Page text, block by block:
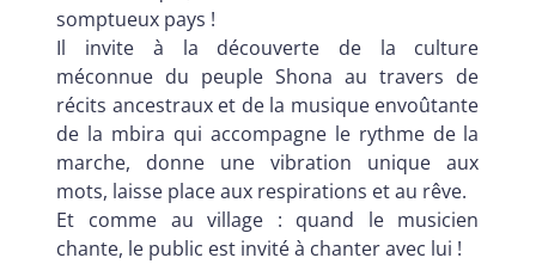
somptueux pays !
Il invite à la découverte de la culture
méconnue du peuple Shona au travers de
récits ancestraux et de la musique envoûtante
de la mbira qui accompagne le rythme de la
marche, donne une vibration unique aux
mots, laisse place aux respirations et au rêve.
Et comme au village : quand le musicien
chante, le public est invité à chanter avec lui !